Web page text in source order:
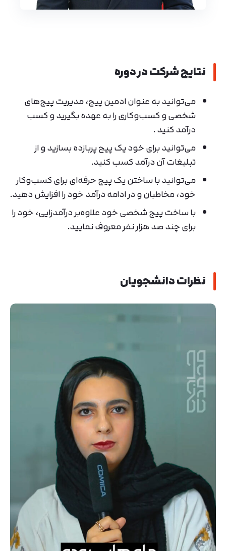
نتایج شرکت در دوره
می‌توانید به عنوان ادمین پیج، مدیریت پیج‌های
شخصی و کسب‌و‌کاری را به عهده بگیرید و کسب
درآمد کنید .
می‌توانید برای خود یک پیج پربازده بسازید و از
تبلیغات آن درآمد کسب کنید.
می‌توانید با ساختن یک پیج حرفه‌ای برای کسب‌وکار
خود، مخاطبان و در ادامه درآمد خود را افزایش دهید.
با ساخت پیج شخصی خود علاوه‌بر درآمدزایی، خود را
برای چند صد هزار نفر معروف نمایید.
نظرات دانشجویان
اصلاح شماره
تایید کد
دریافت مجدد کد:00:59